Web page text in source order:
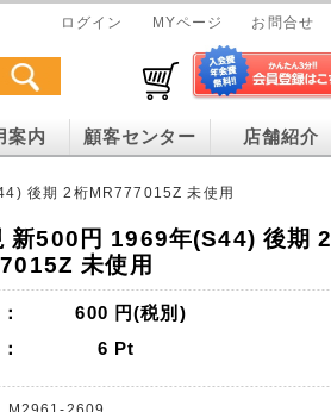
ログイン MYページ お問合せ
案内 顧客センター 店舗紹介
後期 2桁MR777015Z 未使用
新500円 1969年(S44) 後期 2
未使用
600 円(税別)
6 Pt